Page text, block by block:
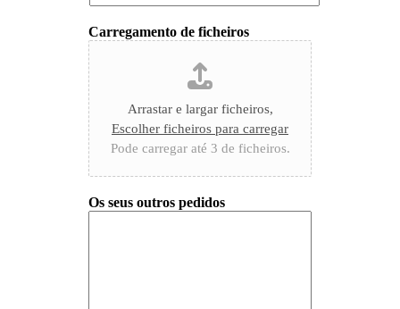
Carregamento de ficheiros
Arrastar e largar ficheiros,
Escolher ficheiros para carregar
Pode carregar até 3 de ficheiros.
Os seus outros pedidos